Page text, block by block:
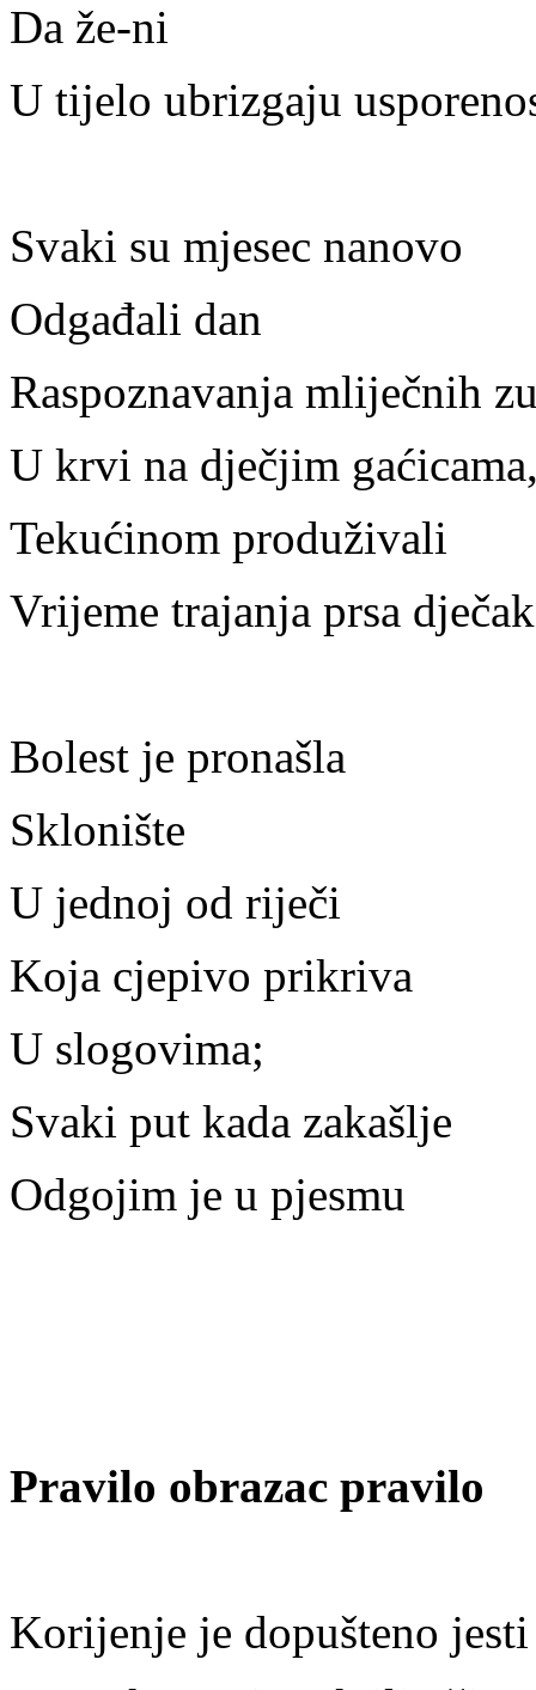
Da že-ni
U tijelo ubrizgaju
Svaki su mjesec nanovo
Odgađali dan
Raspoznavanja mliječnih
U krvi na dječjim
Tekućinom produživali
Vrijeme trajanja prsa
Bolest je pronašla
Sklonište
U jednoj od riječi
Koja cjepivo prikriva
U slogovima;
Svaki put kada zakašlje
Odgojim je u pjesmu
Pravilo obrazac pravilo
Korijenje je dopušteno jesti